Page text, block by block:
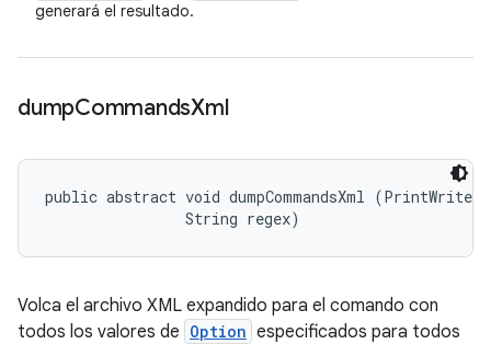
generará el resultado.
dumpCommandsXml
public abstract void dumpCommandsXml
                String regex)
Volca el archivo XML expandido para el comando con
todos los valores de Option especificados para todos